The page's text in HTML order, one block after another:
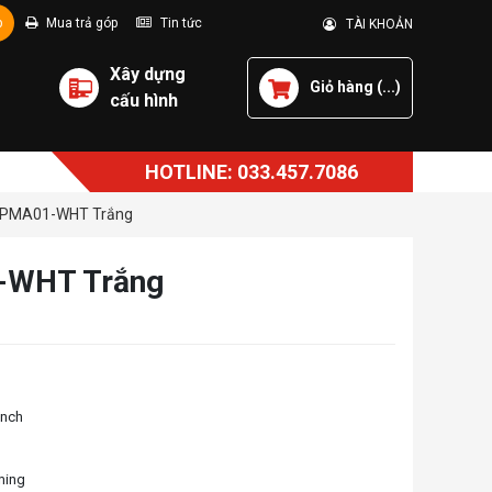
Mua trả góp Tin tức TÀI KHOẢN
Xây dựng
cấu hình
Giỏ hàng (...)
HOTLINE: 033.457.7086
WHT Trắng
Trắng